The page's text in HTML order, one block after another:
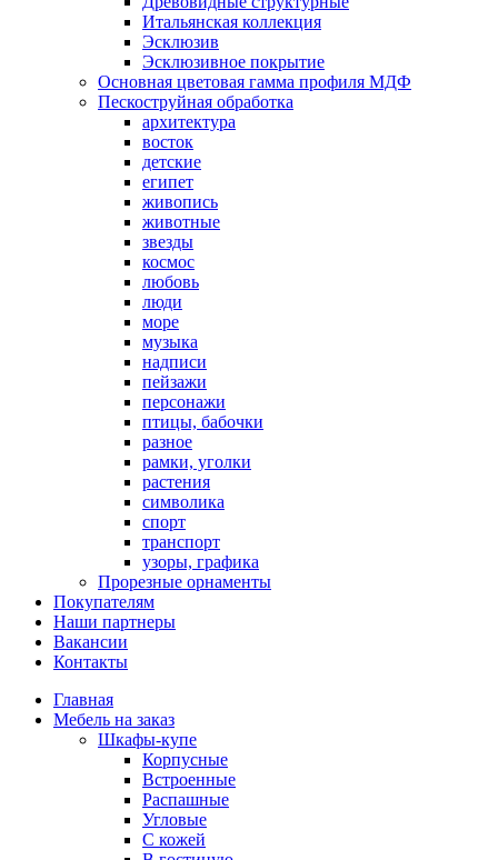
Итальянская коллекция
Эсклюзив
Эсклюзивное покрытие
Основная цветовая гамма профиля МДФ
Пескоструйная обработка
архитектура
восток
детские
египет
живопись
животные
звезды
космос
любовь
люди
море
музыка
надписи
пейзажи
персонажи
птицы, бабочки
разное
рамки, уголки
растения
символика
спорт
транспорт
узоры, графика
Прорезные орнаменты
Покупателям
Наши партнеры
Вакансии
Контакты
Главная
Мебель на заказ
Шкафы-купе
Корпусные
Встроенные
Распашные
Угловые
С кожей